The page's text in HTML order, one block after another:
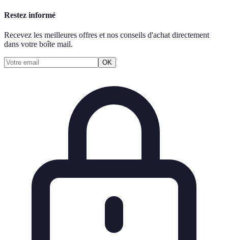
Restez informé
Recevez les meilleures offres et nos conseils d'achat directement
dans votre boîte mail.
OK